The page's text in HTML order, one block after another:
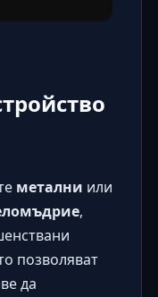
метални или
,
позволяват
да